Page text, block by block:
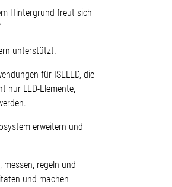
Hintergrund freut sich
unterstützt.
für ISELED, die
nur LED-Elemente,
erweitern und
regeln und
und machen